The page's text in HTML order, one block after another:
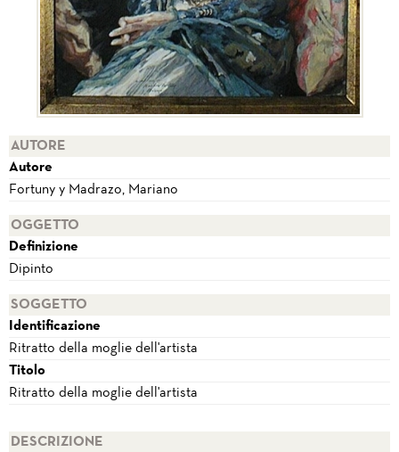
AUTORE
Autore
Fortuny y Madrazo, Mariano
OGGETTO
Definizione
Dipinto
SOGGETTO
Identificazione
Ritratto della moglie dell'artista
Titolo
Ritratto della moglie dell'artista
DESCRIZIONE